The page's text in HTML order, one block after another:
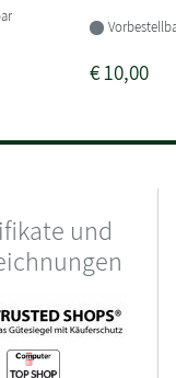
€10,00
und